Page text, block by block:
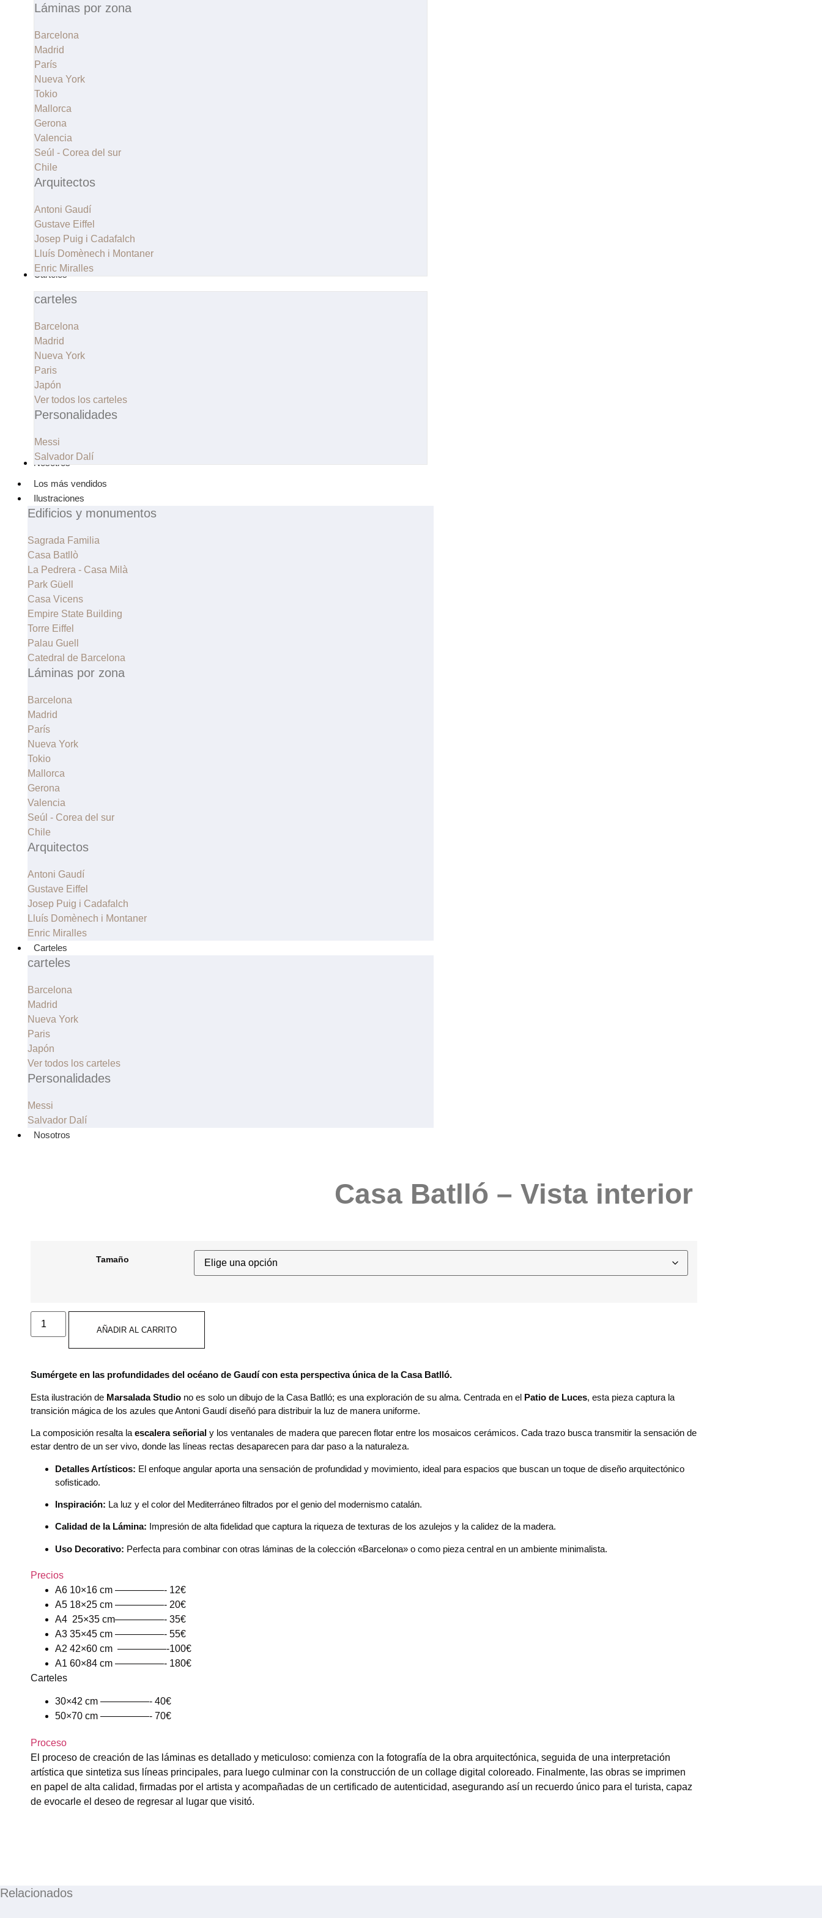
Láminas por zona
Barcelona
Madrid
París
Nueva York
Tokio
Mallorca
Gerona
Valencia
Seúl - Corea del sur
Chile
Arquitectos
Antoni Gaudí
Gustave Eiffel
Josep Puig i Cadafalch
Lluís Domènech i Montaner
Enric Miralles
Carteles
carteles
Barcelona
Madrid
Nueva York
Paris
Japón
Ver todos los carteles
Personalidades
Messi
Salvador Dalí
Nosotros
Los más vendidos
Ilustraciones
Edificios y monumentos
Sagrada Familia
Casa Batllò
La Pedrera - Casa Milà
Park Güell
Casa Vicens
Empire State Building
Torre Eiffel
Palau Guell
Catedral de Barcelona
Láminas por zona
Barcelona
Madrid
París
Nueva York
Tokio
Mallorca
Gerona
Valencia
Seúl - Corea del sur
Chile
Arquitectos
Antoni Gaudí
Gustave Eiffel
Josep Puig i Cadafalch
Lluís Domènech i Montaner
Enric Miralles
Carteles
carteles
Barcelona
Madrid
Nueva York
Paris
Japón
Ver todos los carteles
Personalidades
Messi
Salvador Dalí
Nosotros
Casa Batlló – Vista interior
Tamaño
Casa
Batlló
-
AÑADIR AL CARRITO
Sumérgete en las profundidades del océano de Gaudí con esta perspectiva única de la Casa Batlló.
Esta ilustración de Marsalada Studio no es solo un dibujo de la Casa Batlló; es una exploración de su alma. Centrada en el Patio de Luces, esta pieza captura la
transición mágica de los azules que Antoni Gaudí diseñó para distribuir la luz de manera uniforme.
La composición resalta la escalera señorial y los ventanales de madera que parecen flotar entre los mosaicos cerámicos. Cada trazo busca transmitir la sensación de
estar dentro de un ser vivo, donde las líneas rectas desaparecen para dar paso a la naturaleza.
Detalles Artísticos: El enfoque angular aporta una sensación de profundidad y movimiento, ideal para espacios que buscan un toque de diseño arquitectónico
sofisticado.
Inspiración: La luz y el color del Mediterráneo filtrados por el genio del modernismo catalán.
Calidad de la Lámina: Impresión de alta fidelidad que captura la riqueza de texturas de los azulejos y la calidez de la madera.
Uso Decorativo: Perfecta para combinar con otras láminas de la colección «Barcelona» o como pieza central en un ambiente minimalista.
Precios
A6 10×16 cm —————- 12€
A5 18×25 cm —————- 20€
A4 25×35 cm—————- 35€
A3 35×45 cm —————- 55€
A2 42×60 cm —————-100€
A1 60×84 cm —————- 180€
Carteles
30×42 cm —————- 40€
50×70 cm —————- 70€
Proceso
El proceso de creación de las láminas es detallado y meticuloso: comienza con la fotografía de la obra arquitectónica, seguida de una interpretación
artística que sintetiza sus líneas principales, para luego culminar con la construcción de un collage digital coloreado. Finalmente, las obras se imprimen
en papel de alta calidad, firmadas por el artista y acompañadas de un certificado de autenticidad, asegurando así un recuerdo único para el turista, capaz
de evocarle el deseo de regresar al lugar que visitó.
Relacionados